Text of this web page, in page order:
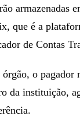
armazenadas
que é a
de Contas
o pagador
da instituição,